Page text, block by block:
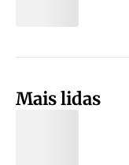
Mais lidas